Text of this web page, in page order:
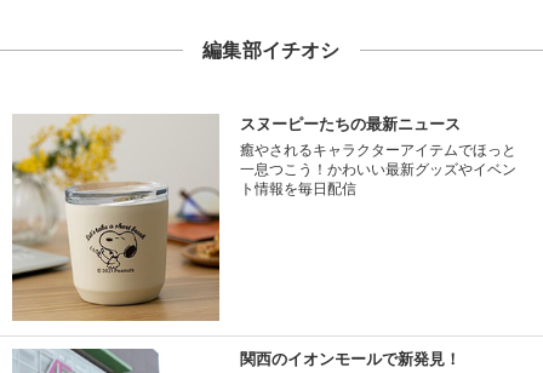
編集部イチオシ
スヌーピーたちの最新ニュース
癒やされるキャラクターアイテムでほっと
一息つこう！かわいい最新グッズやイベン
ト情報を毎日配信
関西のイオンモールで新発見！